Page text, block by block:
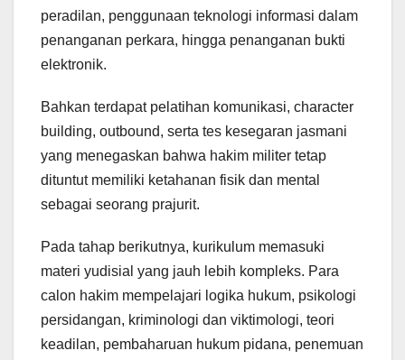
peradilan, penggunaan teknologi informasi dalam
penanganan perkara, hingga penanganan bukti
elektronik.
Bahkan terdapat pelatihan komunikasi, character
building, outbound, serta tes kesegaran jasmani
yang menegaskan bahwa hakim militer tetap
dituntut memiliki ketahanan fisik dan mental
sebagai seorang prajurit.
Pada tahap berikutnya, kurikulum memasuki
materi yudisial yang jauh lebih kompleks. Para
calon hakim mempelajari logika hukum, psikologi
persidangan, kriminologi dan viktimologi, teori
keadilan, pembaharuan hukum pidana, penemuan